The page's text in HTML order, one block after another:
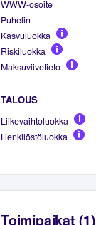
WWW-osoite
Puhelin
Kasvuluokka
Riskiluokka
Maksuviivetieto
TALOUS
Liikevaihtoluokka
Henkilöstöluokka
Toimipaikat (1)